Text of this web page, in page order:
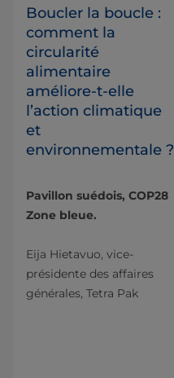
Boucler la boucle :
comment la
circularité
alimentaire
améliore-t-elle
l’action climatique
et
environnementale ?
Pavillon suédois, COP28
Zone bleue.
Eija Hietavuo, vice-
présidente des affaires
générales, Tetra Pak